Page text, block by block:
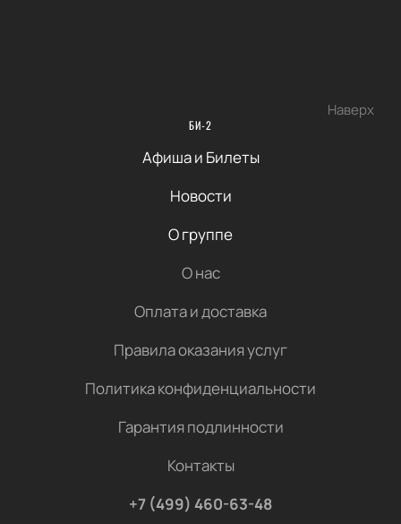
Наверх
БИ-2
Афиша и Билеты
Новости
О группе
О нас
Оплата и доставка
Правила оказания услуг
Политика конфиденциальности
Гарантия подлинности
Контакты
+7 (499) 460-63-48